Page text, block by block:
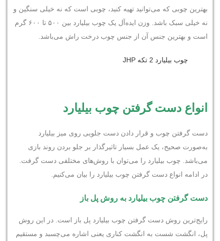
بهترین چوبی که می‌توانید تهیه کنید، چوبی است که نه خیلی سنگین و
نه خیلی سبک باشد. وزن ایده‌آل یک چوب بیلیارد بین ۵۰۰ تا ۶۰۰ گرم
است و بهترین جنس آن از جنس چوب درخت راش می‌باشد.
چوب بیلیارد 2 تکه JHP
انواع دست گرفتن چوب بیلیارد
دست گرفتن چوب و قرار دادن دست جلویی روی میز بیلیارد
به‌صورت صحیح، یک عمل بسیار تاثیرگذار بر جلو بردن روند بازی
می‌باشد. چوب بیلیارد را می‌توان با روش‌های مختلفی دست گرفت.
در ادامه انواع دست گرفتن چوب بیلیارد را بیان می‌کنیم.
دست گرفتن چوب بیلیارد به روش پل باز
رایج‌ترین روش دست گرفتن چوب بیلیارد پل باز است. در این روش
پل، انگشت شست به انگشت کناری یعنی اشاره می‌چسبد و مستقیم